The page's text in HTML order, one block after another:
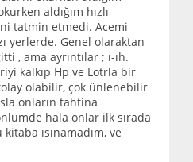
aldığım hızlı
tatmin etmedi. Acemi
yerlerde. Genel olaraktan
, ama ayrıntılar ; ı-ıh.
kalkıp Hp ve Lotrla bir
olabilir, çok ünlenebilir
onların tahtina
hala onlar ilk sırada
ısınamadım, ve